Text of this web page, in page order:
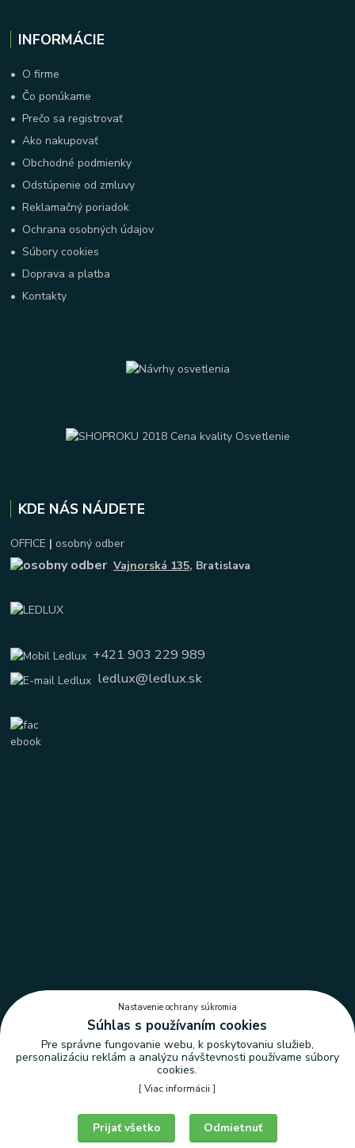
INFORMÁCIE
• O firme
• Čo ponúkame
•Prečo sa registrovať
•Ako nakupovať
• Obchodné podmienky
• Odstúpenie od zmluvy
•Reklamačný poriadok
• Ochrana osobných údajov
•Súbory cookies
•Doprava a platba
•Kontakty
KDE NÁS NÁJDETE
OFFICE | osobný odber
Vajnorská 135, Bratislava
+421 903 229 989
ledlux@ledlux.sk
Nastavenie ochrany súkromia
Nastavenie ochrany súkromia
Súhlas s používaním cookies
Pre správne fungovanie webu, k poskytovaniu služieb,
personalizáciu reklám a analýzu návštevnosti používame súbory
cookies.
[Viac informácii ]
Odmietnuť
Prijať všetko